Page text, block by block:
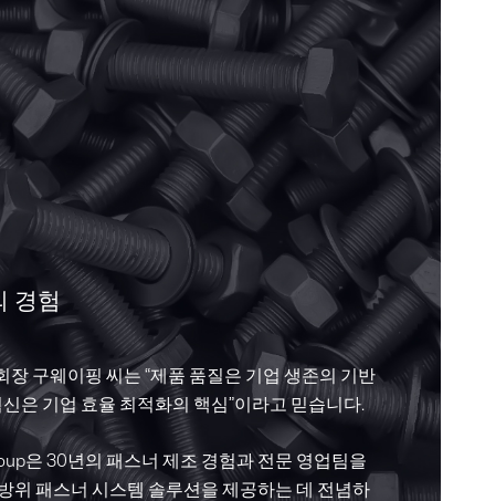
경험
장 구웨이핑 씨는 “제품 품질은 기업 생존의 기반
은 기업 효율 최적화의 핵심”이라고 믿습니다.
은 30년의 패스너 제조 경험과 전문 영업팀을
위 패스너 시스템 솔루션을 제공하는 데 전념하